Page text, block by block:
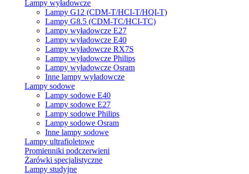
Lampy wyładowcze
Lampy G12 (CDM-T/HCI-T/HQI-T)
Lampy G8.5 (CDM-TC/HCI-TC)
Lampy wyładowcze E27
Lampy wyładowcze E40
Lampy wyładowcze RX7S
Lampy wyładowcze Philips
Lampy wyładowcze Osram
Inne lampy wyładowcze
Lampy sodowe
Lampy sodowe E40
Lampy sodowe E27
Lampy sodowe Philips
Lampy sodowe Osram
Inne lampy sodowe
Lampy ultrafioletowe
Promienniki podczerwieni
Żarówki specjalistyczne
Lampy studyjne